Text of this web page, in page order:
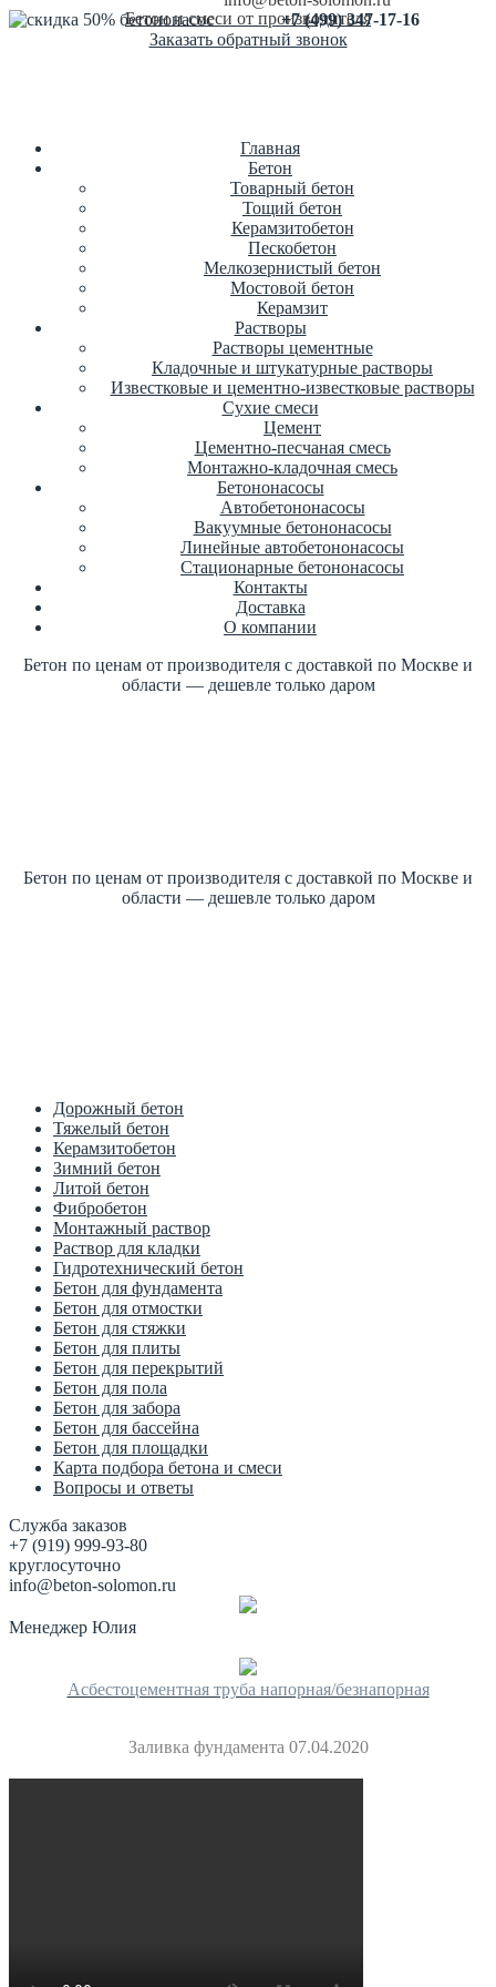
Бетон и смеси от производителя
+7 (499) 347-17-16
Заказать обратный звонок
Главная
Бетон
Товарный бетон
Тощий бетон
Керамзитобетон
Пескобетон
Мелкозернистый бетон
Мостовой бетон
Керамзит
Растворы
Растворы цементные
Кладочные и штукатурные растворы
Известковые и цементно-известковые растворы
Сухие смеси
Цемент
Цементно-песчаная смесь
Монтажно-кладочная смесь
Бетононасосы
Автобетононасосы
Вакуумные бетононасосы
Линейные автобетононасосы
Стационарные бетононасосы
Контакты
Доставка
О компании
Бетон по ценам от производителя с доставкой по Москве и
области — дешевле только даром
Бетон по ценам от производителя с доставкой по Москве и
области — дешевле только даром
Дорожный бетон
Тяжелый бетон
Керамзитобетон
Зимний бетон
Литой бетон
Фибробетон
Монтажный раствор
Раствор для кладки
Гидротехнический бетон
Бетон для фундамента
Бетон для отмостки
Бетон для стяжки
Бетон для плиты
Бетон для перекрытий
Бетон для пола
Бетон для забора
Бетон для бассейна
Бетон для площадки
Карта подбора бетона и смеси
Вопросы и ответы
Служба заказов
+7 (919) 999-93-80
круглосуточно
info@beton-solomon.ru
Менеджер Юлия
Асбестоцементная труба напорная/безнапорная
Заливка фундамента 07.04.2020